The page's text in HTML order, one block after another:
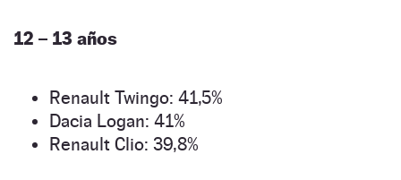
12 – 13 años
Renault Twingo: 41,5%
Dacia Logan: 41%
Renault Clio: 39,8%